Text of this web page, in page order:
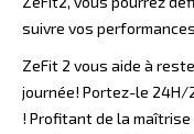
suivre vos
ZeFit 2 vous aide à
journée! Portez-le
! Profitant de la maîtrise